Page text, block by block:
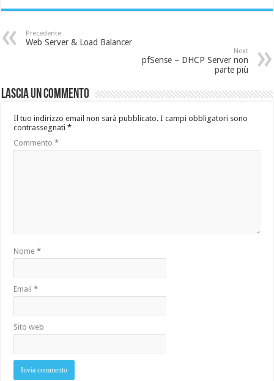
Precedente
Web Server & Load Balancer
Next
pfSense – DHCP Server non
parte più
Lascia un commento
Il tuo indirizzo email non sarà pubblicato. I campi obbligatori sono
contrassegnati*
Commento*
Nome*
Email*
Sito web